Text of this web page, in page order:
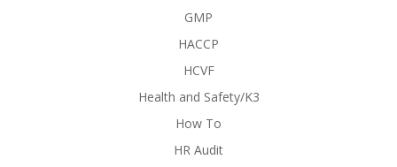
GMP
HACCP
HCVF
Health and Safety/K3
How To
HR Audit